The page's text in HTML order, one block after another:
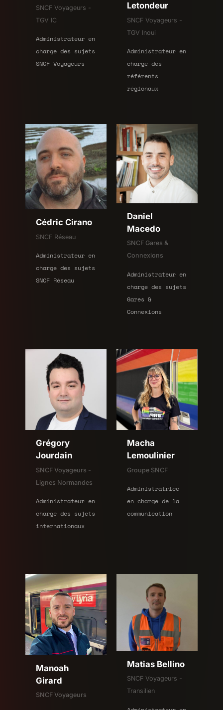
SNCF Voyageurs -
TGV IC
Administrateur en
charge des sujets
SNCF Voyageurs
Letondeur
SNCF Voyageurs -
TGV Inoui
Administrateur en
charge des
référents
régionaux
Cédric Cirano
SNCF Réseau
Administrateur en
charge des sujets
SNCF Réseau
Daniel
Macedo
SNCF Gares &
Connexions
Administrateur en
charge des sujets
Gares &
Connexions
Grégory
Jourdain
SNCF Voyageurs -
Lignes Normandes
Administrateur en
charge des sujets
internationaux
Macha
Lemoulinier
Groupe SNCF
Administratrice
en charge de la
communication
Manoah
Girard
SNCF Voyageurs
Matias Bellino
SNCF Voyageurs -
Transilien